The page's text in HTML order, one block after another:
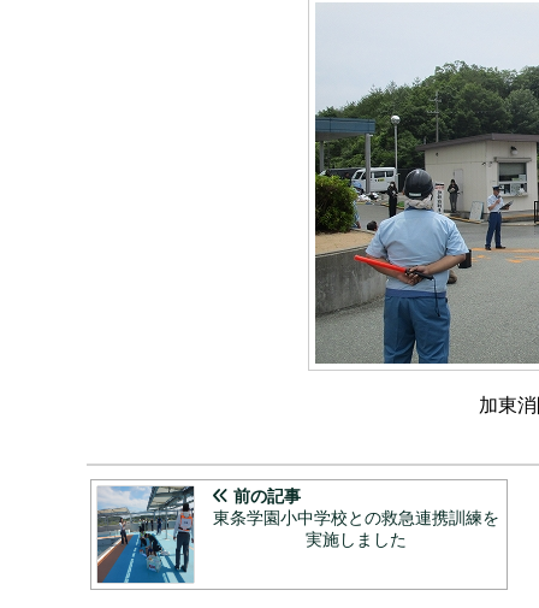
加東
前の記事
東条学園小中学校との救急連携訓練を
実施しました